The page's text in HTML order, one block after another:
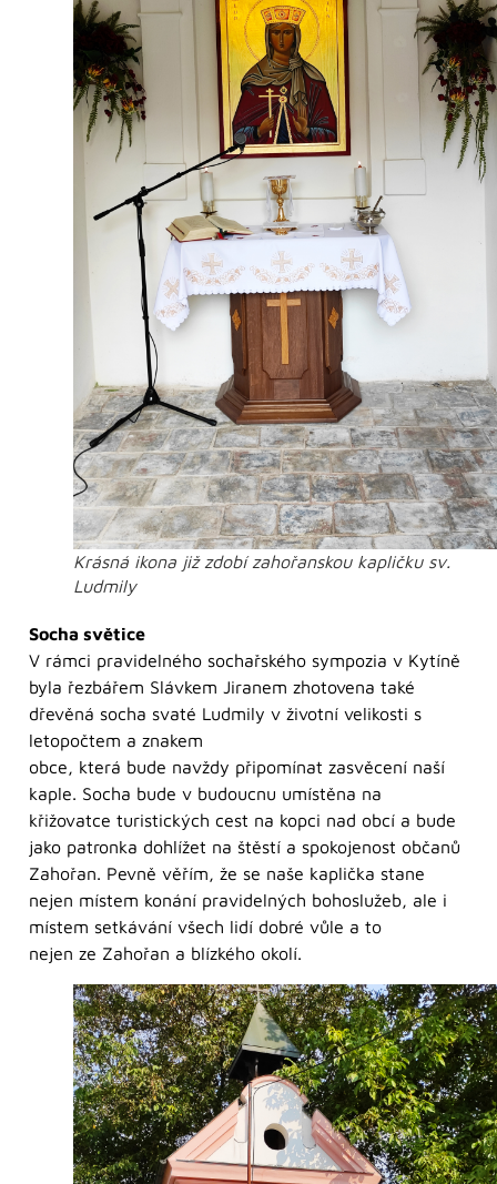
Krásná ikona již zdobí zahořanskou kapličku sv.
Ludmily
Socha světice
V rámci pravidelného sochařského sympozia v Kytíně
byla řezbářem Slávkem Jiranem zhotovena také
dřevěná socha svaté Ludmily v životní velikosti s
letopočtem a znakem
obce, která bude navždy připomínat zasvěcení naší
kaple. Socha bude v budoucnu umístěna na
křižovatce turistických cest na kopci nad obcí a bude
jako patronka dohlížet na štěstí a spokojenost občanů
Zahořan. Pevně věřím, že se naše kaplička stane
nejen místem konání pravidelných bohoslužeb, ale i
místem setkávání všech lidí dobré vůle a to
nejen ze Zahořan a blízkého okolí.